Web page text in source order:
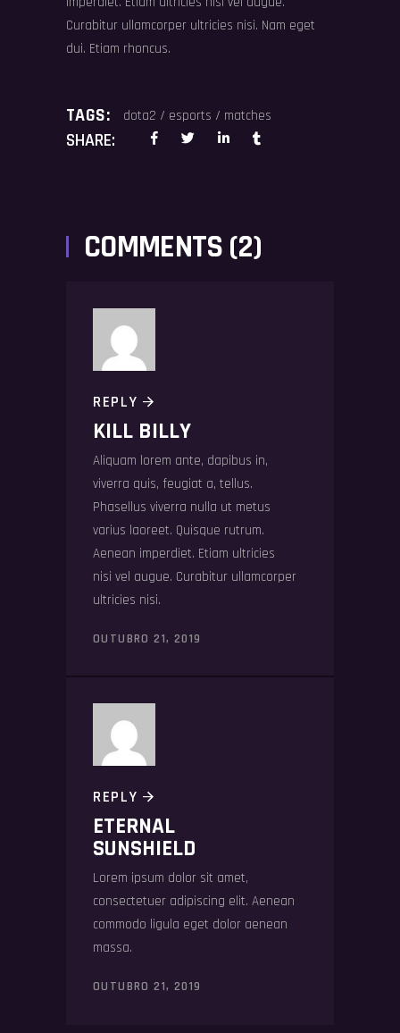
Curabitur ullamcorper ultricies nisi. Nam eget
dui. Etiam rhoncus.
TAGS: dota2 / esports / matches
SHARE:
COMMENTS (2)
REPLY
KILL BILLY
Aliquam lorem ante, dapibus in,
viverra quis, feugiat a, tellus.
Phasellus viverra nulla ut metus
varius laoreet. Quisque rutrum.
Aenean imperdiet. Etiam ultricies
nisi vel augue. Curabitur ullamcorper
ultricies nisi.
OUTUBRO 21, 2019
REPLY
ETERNAL
SUNSHIELD
Lorem ipsum dolor sit amet,
consectetuer adipiscing elit. Aenean
commodo ligula eget dolor aenean
massa.
OUTUBRO 21, 2019